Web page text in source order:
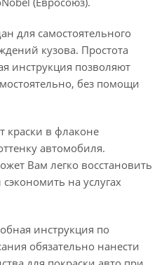
для самостоятельного
кузова. Простота
инструкция позволяют
без помощи
краски в флаконе
автомобиля.
Вам легко восстановить
на услугах
инструкция по
обязательно нанести